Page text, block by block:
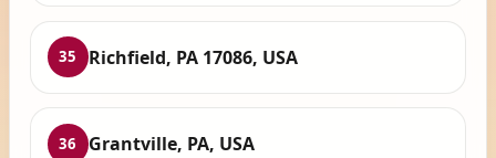
35 Richfield, PA 17086, USA
36 Grantville, PA, USA